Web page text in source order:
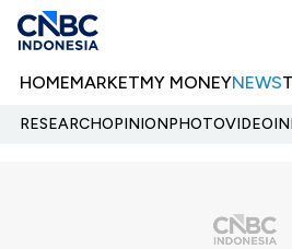
HOMEMARKETMY MONEYNEWS
RESEARCHOPINIONPHOTOVIDEO